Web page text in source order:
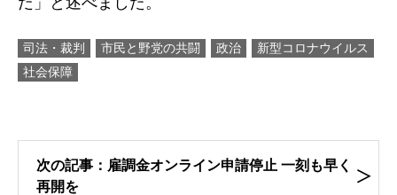
司法・裁判 市民と野党の共闘 政治
新型コロナウイルス
社会保障
次の記事：雇調金オンライン申請停止 一刻も早く
再開を